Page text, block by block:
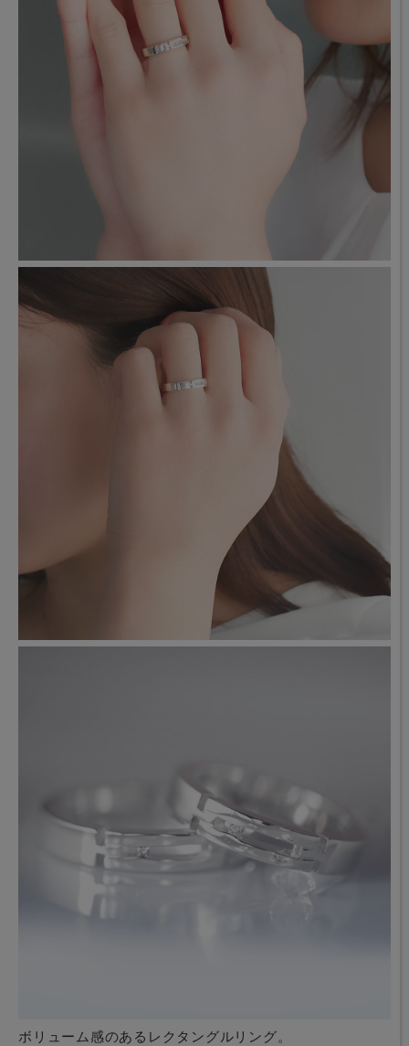
ボリューム感のあるレクタングルリング。